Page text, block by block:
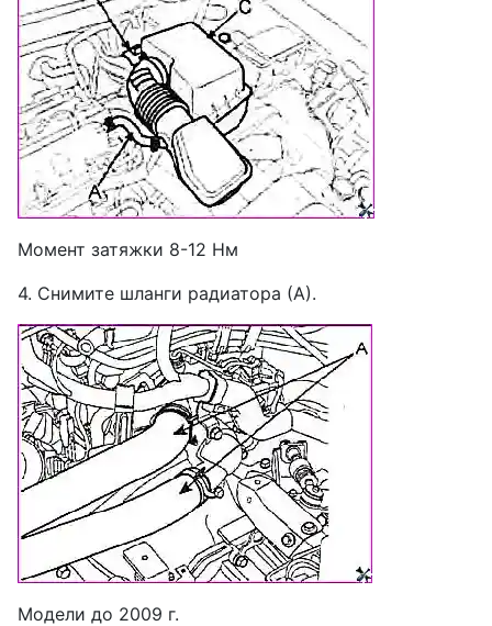
Момент затяжки 8-12 Нм
4. Снимите шланги радиатора (А).
Модели до 2009 г.